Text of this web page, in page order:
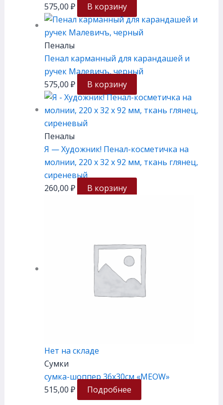
575,00 ₽ В корзину
Пеналы
Пенал карманный для карандашей и
ручек Малевичъ, черный
575,00 ₽ В корзину
Пеналы
Я — Художник! Пенал-косметичка на
молнии, 220 х 32 х 92 мм, ткань глянец,
сиреневый
260,00 ₽ В корзину
Нет на складе
Сумки
сумка-шоппер 36х30см «MEOW»
515,00 ₽ Подробнее